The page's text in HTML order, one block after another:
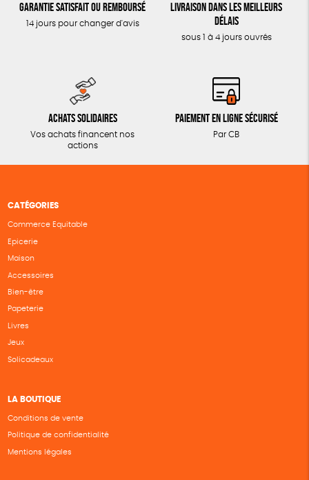
Garantie satisfait ou remboursé
14 jours pour changer d'avis
Livraison dans les meilleurs
délais
sous 1 à 4 jours ouvrés
Achats solidaires
Vos achats financent nos
actions
Paiement en ligne sécurisé
Par CB
CATÉGORIES
Commerce Equitable
Epicerie
Maison
Accessoires
Bien-être
Papeterie
Livres
Jeux
Solicadeaux
LA BOUTIQUE
Conditions de vente
Politique de confidentialité
Mentions légales